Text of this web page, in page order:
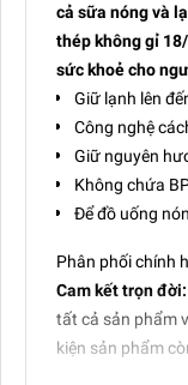
cả sữa nóng và
thép không gỉ
sức khoẻ cho
Giữ lạnh lên
Công nghệ
Giữ nguyên
Không chứa
Để đồ uống
Phân phối chính
Cam kết trọn đời:
tất cả sản phẩm
kiện sản phẩm